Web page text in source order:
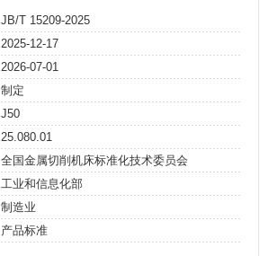
JB/T 15209-2025
2025-12-17
2026-07-01
制定
J50
25.080.01
全国金属切削机床标准化技术委员会
工业和信息化部
制造业
产品标准